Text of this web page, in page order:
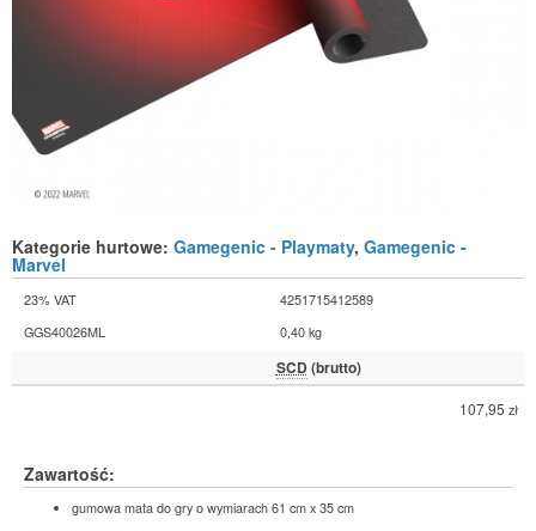
Kategorie hurtowe: Gamegenic - Playmaty, Gamegenic -
Marvel
23% VAT
4251715412589
GGS40026ML
0,40 kg
SCD (brutto)
107,95 zł
Zawartość:
gumowa mata do gry o wymiarach 61 cm x 35 cm